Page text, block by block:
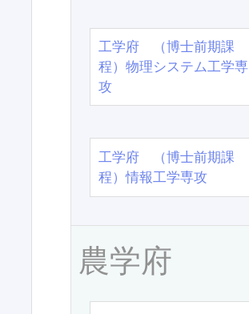
工学府 （博士前期課
程）物理システム工学専
攻
工学府 （博士前期課
程）情報工学専攻
農学府